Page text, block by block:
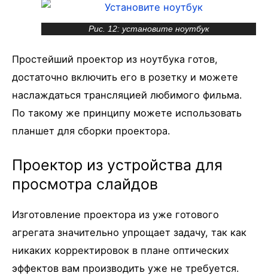
Рис. 12: установите ноутбук
Простейший проектор из ноутбука готов,
достаточно включить его в розетку и можете
наслаждаться трансляцией любимого фильма.
По такому же принципу можете использовать
планшет для сборки проектора.
Проектор из устройства для
просмотра слайдов
Изготовление проектора из уже готового
агрегата значительно упрощает задачу, так как
никаких корректировок в плане оптических
эффектов вам производить уже не требуется.